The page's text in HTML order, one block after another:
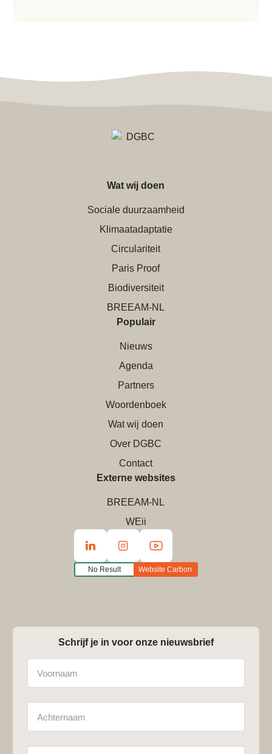
Wat wij doen
Sociale duurzaamheid
Klimaatadaptatie
Circulariteit
Paris Proof
Biodiversiteit
BREEAM-NL
Populair
Nieuws
Agenda
Partners
Woordenboek
Wat wij doen
Over DGBC
Contact
Externe websites
BREEAM-NL
WEii
No Result Website Carbon
Schrijf je in voor onze nieuwsbrief